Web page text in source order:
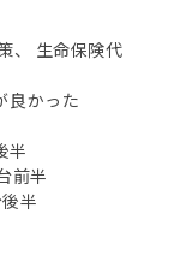
、 生命保険代
良かった
半
前半
半